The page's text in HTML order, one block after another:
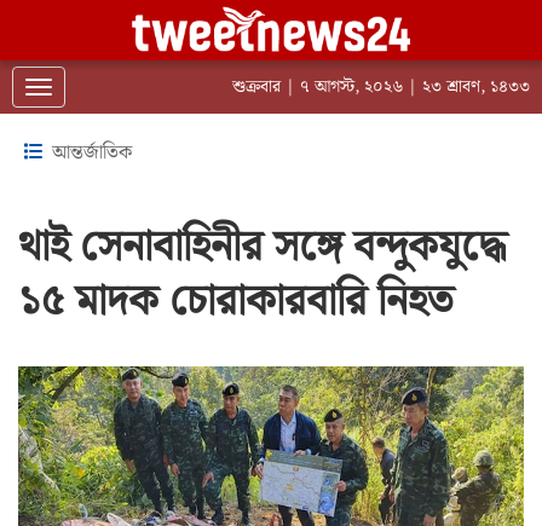
Toggle navigation শুক্রবার | ৭ আগস্ট, ২০২৬ | ২৩ শ্রাবণ, ১৪৩৩
আন্তর্জাতিক
থাই সেনাবাহিনীর সঙ্গে বন্দুকযুদ্ধে
১৫ মাদক চোরাকারবারি নিহত